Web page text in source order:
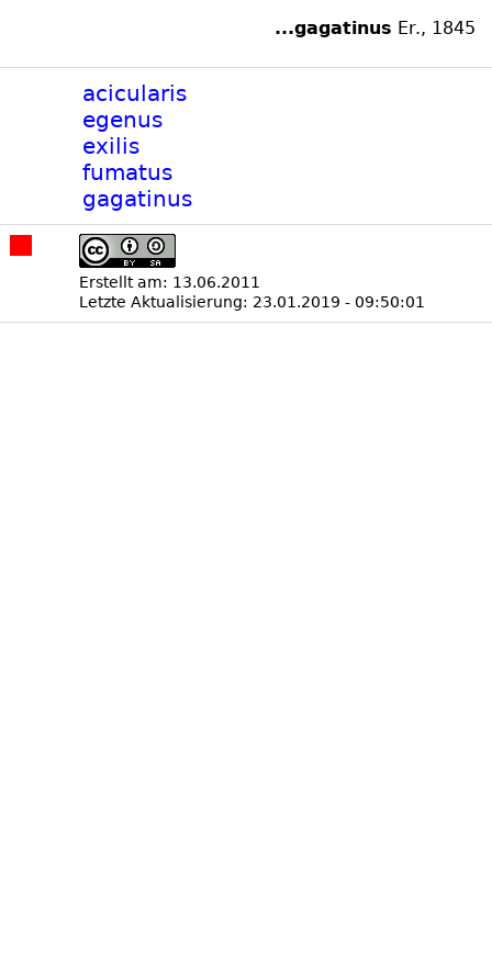
...gagatinus Er., 1845
acicularis
egenus
exilis
fumatus
gagatinus
Erstellt am: 13.06.2011
Letzte Aktualisierung: 23.01.2019 - 09:50:01